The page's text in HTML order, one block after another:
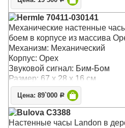
Hermle 70411-030141
Механические настенные
боем в корпусе из массива
Механизм: Механический
Корпус: Орех
Звуковой сигнал: Бим-Бом
Размер: 67 х 28 х 16 см
Цена: 89`000 Р
Bulova C3388
Настенные часы Landon в